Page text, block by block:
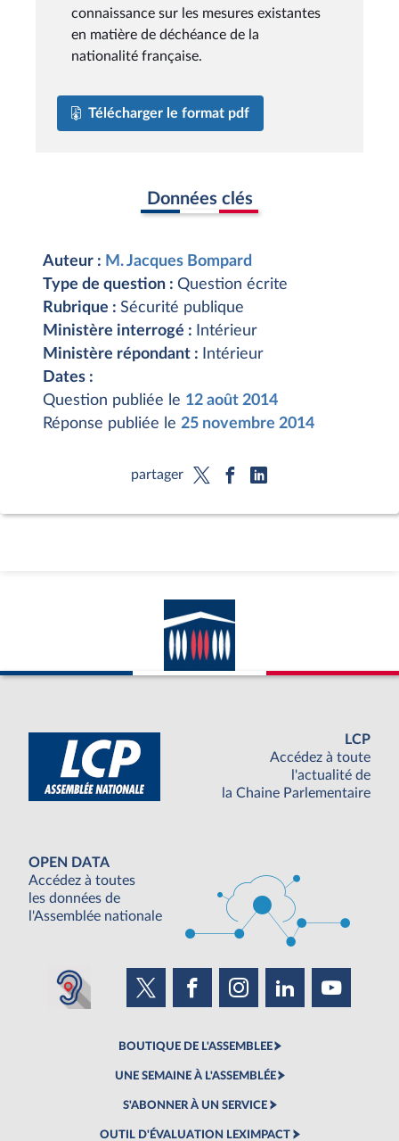
connaissance sur les mesures existantes
en matière de déchéance de la
nationalité française.
Télécharger le format pdf
Données clés
Auteur : M. Jacques Bompard
Type de question : Question écrite
Rubrique : Sécurité publique
Ministère interrogé :
Intérieur
Ministère répondant :
Intérieur
Dates :
Question publiée le 12 août 2014
Réponse publiée le 25 novembre 2014
partager
LCP
Accédez à toute
l'actualité de
la Chaine Parlementaire
OPEN DATA
Accédez à toutes
les données de
l'Assemblée nationale
BOUTIQUE DE L'ASSEMBLEE
UNE SEMAINE À L'ASSEMBLÉE
S'ABONNER À UN SERVICE
OUTIL D'ÉVALUATION LEXIMPACT